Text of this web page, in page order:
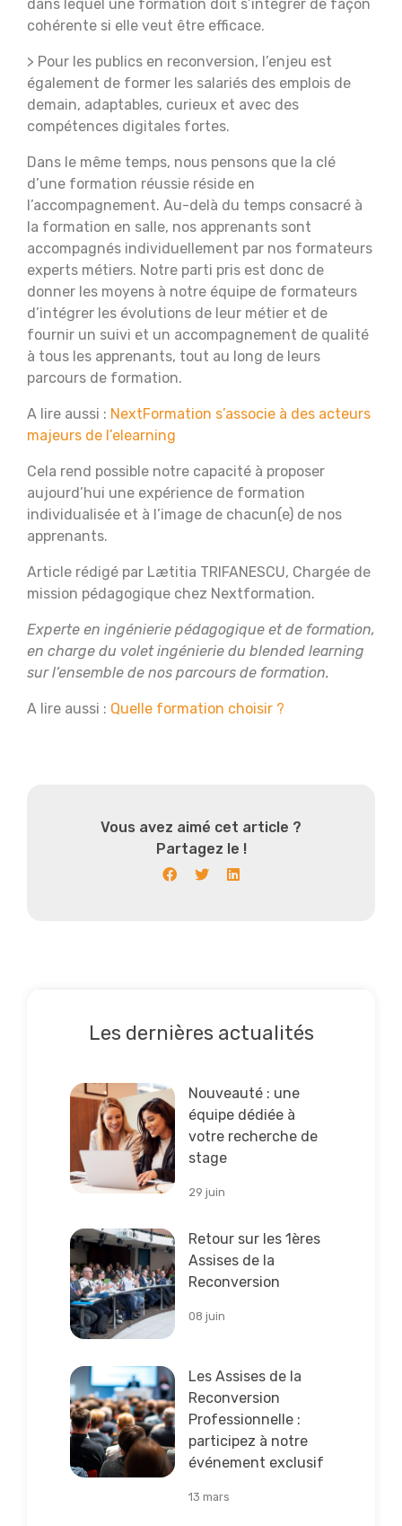
dans lequel une formation doit s’intégrer de façon
cohérente si elle veut être efficace.
> Pour les publics en reconversion, l’enjeu est
également de former les salariés des emplois de
demain, adaptables, curieux et avec des
compétences digitales fortes.
Dans le même temps, nous pensons que la clé
d’une formation réussie réside en
l’accompagnement. Au-delà du temps consacré à
la formation en salle, nos apprenants sont
accompagnés individuellement par nos formateurs
experts métiers. Notre parti pris est donc de
donner les moyens à notre équipe de formateurs
d’intégrer les évolutions de leur métier et de
fournir un suivi et un accompagnement de qualité
à tous les apprenants, tout au long de leurs
parcours de formation.
A lire aussi : NextFormation s’associe à des acteurs
majeurs de l’elearning
Cela rend possible notre capacité à proposer
aujourd’hui une expérience de formation
individualisée et à l’image de chacun(e) de nos
apprenants.
Article rédigé par Lætitia TRIFANESCU, Chargée de
mission pédagogique chez Nextformation.
Experte en ingénierie pédagogique et de formation,
en charge du volet ingénierie du blended learning
sur l’ensemble de nos parcours de formation.
A lire aussi : Quelle formation choisir ?
Vous avez aimé cet article ?
Partagez le !
Les dernières actualités
Nouveauté : une
équipe dédiée à
votre recherche de
stage
29 juin
Lire la suite
Retour sur les 1ères
Assises de la
Reconversion
08 juin
Lire la suite
Les Assises de la
Reconversion
Professionnelle :
participez à notre
événement exclusif
13 mars
Lire la suite